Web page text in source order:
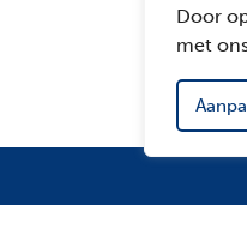
Door
met